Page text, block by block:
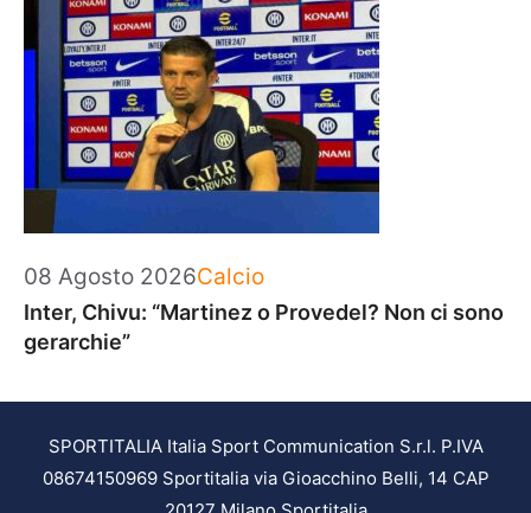
08 Agosto 2026Categorie
Calcio
Inter, Chivu: “Martinez o Provedel? Non ci sono
gerarchie”
SPORTITALIA Italia Sport Communication S.r.l. P.IVA
08674150969 Sportitalia via Gioacchino Belli, 14 CAP